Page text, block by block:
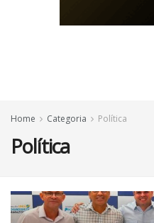
Home Categoria Política
Política